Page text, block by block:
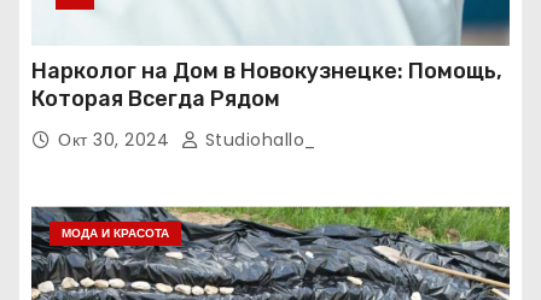
Нарколог на Дом в Новокузнецке: Помощь,
Которая Всегда Рядом
Окт 30, 2024 Studiohallo_
МОДА И КРАСОТА